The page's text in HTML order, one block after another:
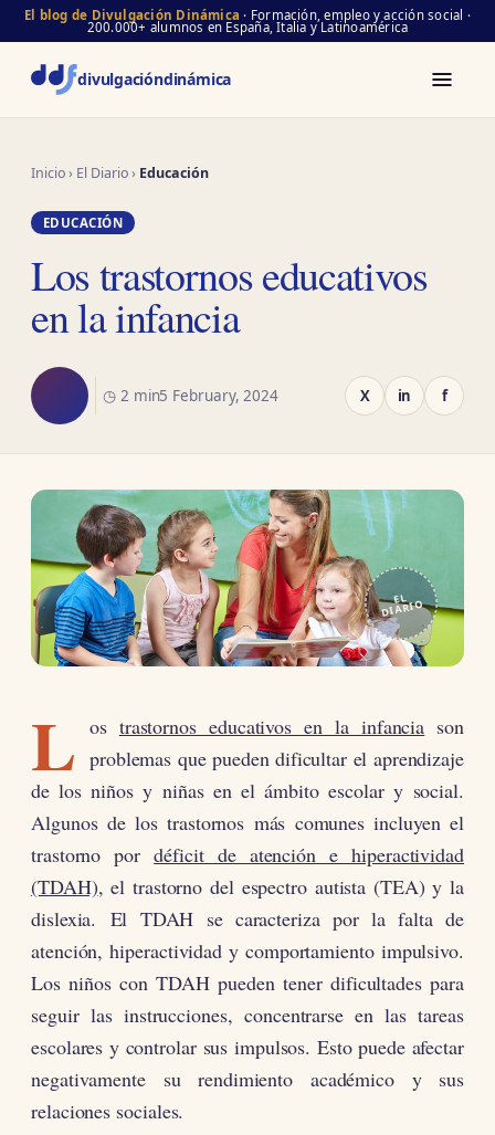
El blog de Divulgación Dinámica · Formación, empleo y acción social ·
200.000+ alumnos en España, Italia y Latinoamérica
divulgacióndinámica
Inicio› El Diario› Educación
EDUCACIÓN
Los trastornos educativos
en la infancia
◷ 2 min5 February, 2024 X in f
EL
DIARIO
L os trastornos educativos en la infancia son
problemas que pueden dificultar el aprendizaje
de los niños y niñas en el ámbito escolar y social.
Algunos de los trastornos más comunes incluyen el
trastorno pordéficit de atención e hiperactividad
(TDAH), el trastorno del espectro autista (TEA) y la
dislexia. El TDAH se caracteriza por la falta de
atención, hiperactividad y comportamiento impulsivo.
Los niños con TDAH pueden tener dificultades para
seguir las instrucciones, concentrarse en las tareas
escolares y controlar sus impulsos. Esto puede afectar
negativamente su rendimiento académico y sus
relaciones sociales.